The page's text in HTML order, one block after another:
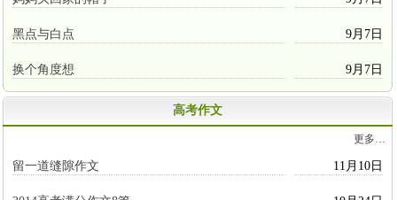
黑点与白点 9月7日
换个角度想 9月7日
高考作文
更多…
留一道缝隙作文 11月10日